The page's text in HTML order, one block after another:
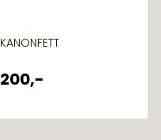
KANONFETT
200,-